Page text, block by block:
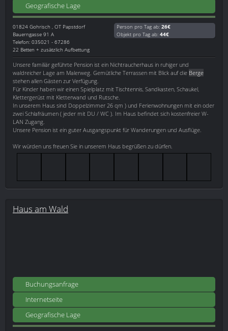
Geografische Lage
01824 Gohrisch , OT Papstdorf
Bauerngasse 91 A
Telefon: 035021 - 67286
22 Betten + zusätzlich Aufbettung
Person pro Tag ab: 26€
Objekt pro Tag ab: 44€
Unsere familiär geführte Pension ist ein Nichtraucherhaus in ruhiger und
waldreicher Lage am Malerweg. Gemütliche Terrassen mit Blick auf die Berge
stehen allen Gästen zur Verfügung.
Für Kinder haben wir einen Spielplatz mit Tischtennis, Sandkasten, Schaukel,
Klettergerüst mit Kletterwand und Rutsche.
In unserem Haus sind Doppelzimmer 26 qm ) und Ferienwohnungen mit ein oder
zwei Schlafräumen ( jeder mit DU / WC ). Im Haus befindet sich kostenfreier W-
LAN Zugang.
Unsere Pension ist ein guter Ausgangspunkt für Wanderungen und Ausflüge.
Wir würden uns freuen Sie in unserem Haus begrüßen zu dürfen.
Haus am Wald
Buchungsanfrage
Internetseite
Geografische Lage